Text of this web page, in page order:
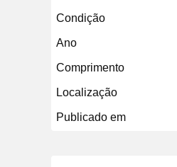
Condição
Ano
Comprimento
Localização
Publicado em